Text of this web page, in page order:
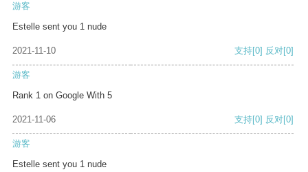
游客
Estelle sent you 1 nude
2021-11-10 支持[0] 反对[0]
游客
Rank 1 on Google With 5
2021-11-06 支持[0] 反对[0]
游客
Estelle sent you 1 nude